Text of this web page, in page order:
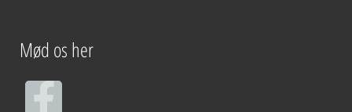
Mød os her
F